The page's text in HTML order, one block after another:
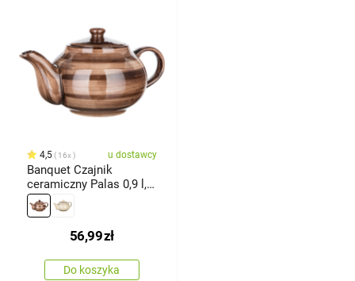
4,5 16x u dostawcy
Banquet Czajnik
ceramiczny Palas 0,9 l,
brązowy
56,99zł
Do koszyka